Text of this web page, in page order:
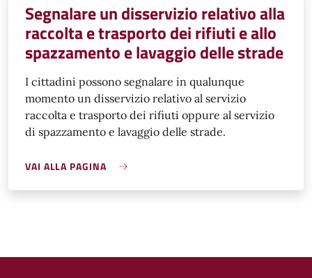
Segnalare un disservizio relativo alla
raccolta e trasporto dei rifiuti e allo
spazzamento e lavaggio delle strade
I cittadini possono segnalare in qualunque
momento un disservizio relativo al servizio
raccolta e trasporto dei rifiuti oppure al servizio
di spazzamento e lavaggio delle strade.
VAI ALLA PAGINA